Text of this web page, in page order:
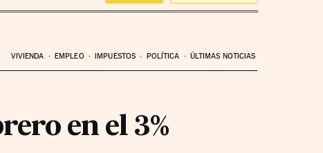
VIVIENDA EMPLEO IMPUESTOS POLÍTICA ÚLTIMAS NOTICIAS
en el 3%